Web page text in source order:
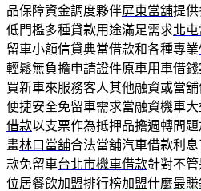
品保障資金調度夥伴屏東當舖提供
低門檻多種貸款用途滿足需求北
留車小額信貸典當借款和各種專業
輕鬆無負擔申請證件原車用車借錢
買新車來服務客人其他融資或當
便捷安全免留車需求當融資機車
借款以支票作為抵押品擔週轉問
畫林口當舖合法當舖汽車借款利
款免留車台北市機車借款針對不
位居餐飲加盟排行榜加盟什麼最賺